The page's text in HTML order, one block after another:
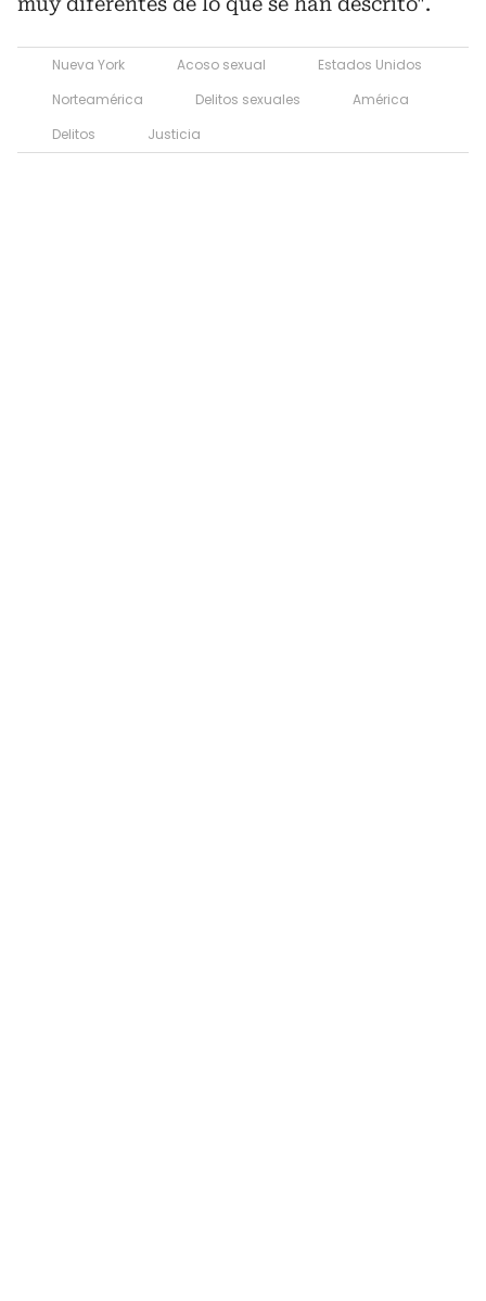
Nueva York Acoso sexual
Estados Unidos
Norteamérica
Delitos sexuales
América
Delitos
Justicia